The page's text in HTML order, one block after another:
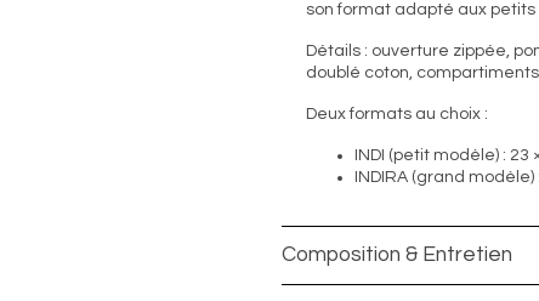
son format adapté aux
Détails : ouverture zippée,
doublé coton,
Deux formats au choix :
INDI (petit modèle) : 23
INDIRA (grand modèle)
Composition & Entretien